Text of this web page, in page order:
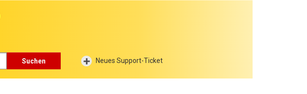
Suchen Neues Support-Ticket